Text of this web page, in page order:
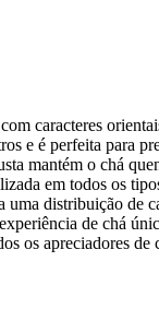
caracteres
e é perfeita para
mantém o chá
em todos os
uma distribuição de
de chá
os apreciadores de